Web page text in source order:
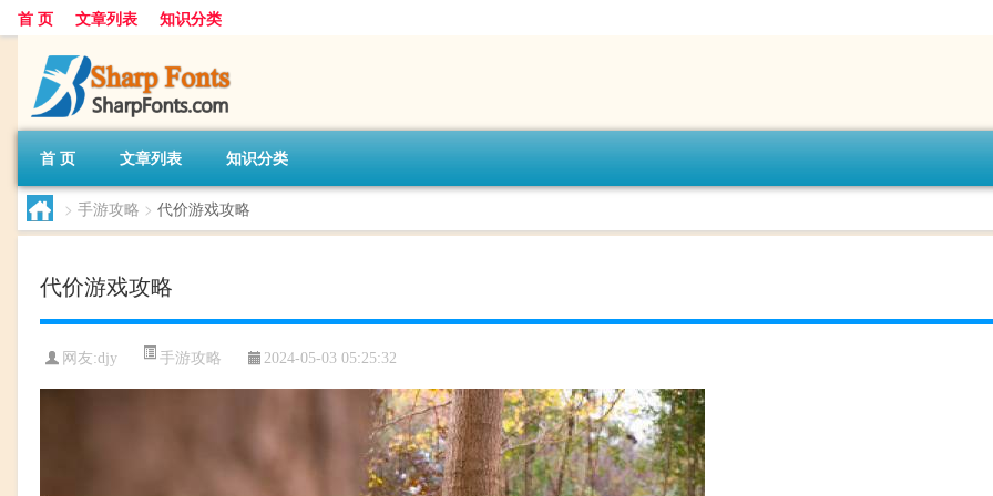
首 页 文章列表 知识分类
首 页 文章列表 知识分类
> 手游攻略 > 代价游戏攻略
代价游戏攻略
网友:djy 手游攻略 2024-05-03 05:25:32